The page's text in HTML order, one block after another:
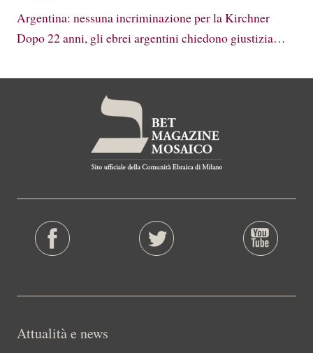
Argentina: nessuna incriminazione per la Kirchner
Dopo 22 anni, gli ebrei argentini chiedono giustizia…
Attualità e news